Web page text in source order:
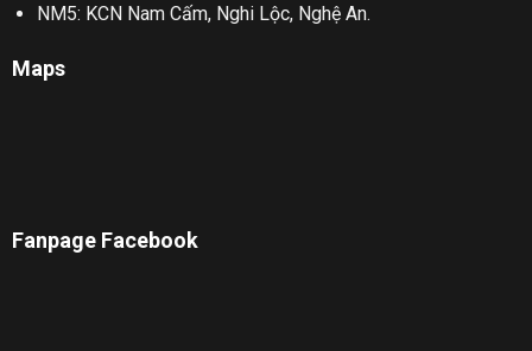
NM5: KCN Nam Cấm, Nghi Lộc, Nghệ An.
Maps
Fanpage Facebook